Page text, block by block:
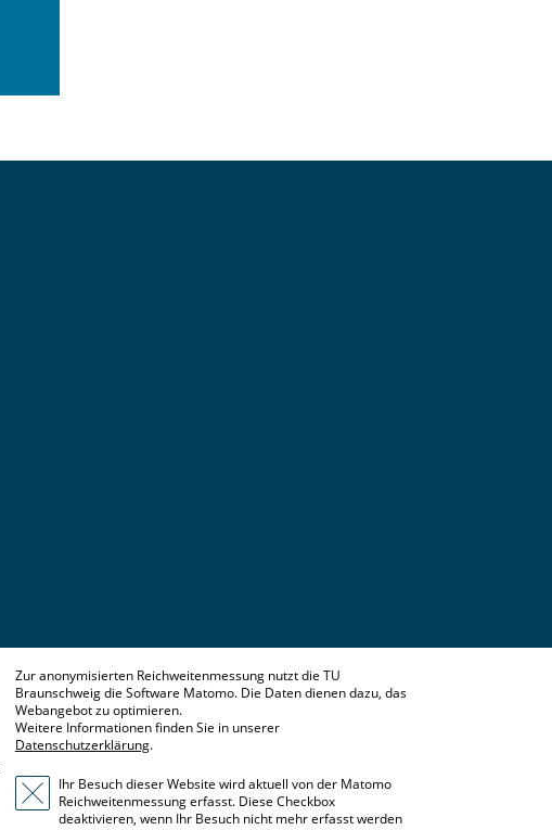
Zur anonymisierten Reichweitenmessung nutzt die TU
Braunschweig die Software Matomo. Die Daten dienen dazu, das
Webangebot zu optimieren.
Weitere Informationen finden Sie in unserer
Datenschutzerklärung.
Ihr Besuch dieser Website wird aktuell von der Matomo
Reichweitenmessung erfasst. Diese Checkbox
deaktivieren, wenn Ihr Besuch nicht mehr erfasst werden